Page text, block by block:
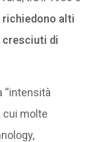
richiedono alti
cresciuti di
“intensità
cui molte